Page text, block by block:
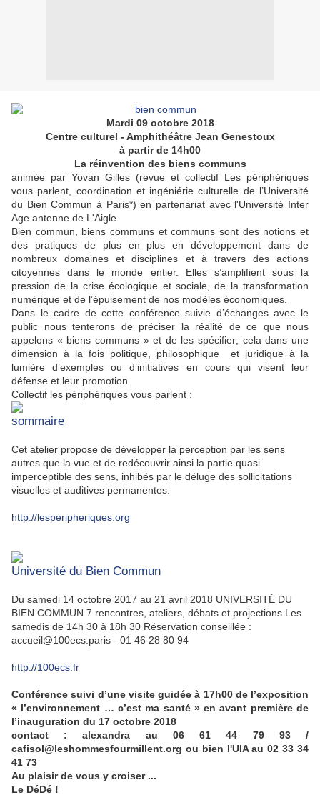
Mardi 09 octobre 2018
Centre culturel - Amphithéâtre Jean Genestoux
à partir de 14h00
La réinvention des biens communs
animée par Yovan Gilles (revue et collectif Les périphériques
vous parlent, coordination et ingéniérie culturelle de l’Université
du Bien Commun à Paris*) en partenariat avec l'Université Inter
Age antenne de L'Aigle
Bien commun, biens communs et communs sont des notions et
des pratiques de plus en plus en développement dans de
nombreux domaines et disciplines et à travers des actions
citoyennes dans le monde entier. Elles s’amplifient sous la
pression de la crise écologique et sociale, de la transformation
numérique et de l’épuisement de nos modèles économiques.
Dans le cadre de cette conférence suivie d’échanges avec le
public nous tenterons de préciser la réalité de ce que nous
appelons « biens communs » et de les spécifier; cela dans une
dimension à la fois politique, philosophique et juridique à la
lumière d’exemples ou d’initiatives en cours qui visent leur
défense et leur promotion.
Collectif les périphériques vous parlent :
sommaire
Cet atelier propose de développer la perception par les sens
autres que la vue et de redécouvrir ainsi la partie quasi
imperceptible des sens, inhibés par le déluge des sollicitations
visuelles et auditives permanentes.
http://lesperipheriques.org
Université du Bien Commun
Du samedi 14 octobre 2017 au 21 avril 2018 UNIVERSITÉ DU
BIEN COMMUN 7 rencontres, ateliers, débats et projections Les
samedis de 14h 30 à 18h 30 Réservation conseillée :
accueil@100ecs.paris - 01 46 28 80 94
http://100ecs.fr
Conférence suivi d’une visite guidée à 17h00 de l’exposition
« l’environnement … c’est ma santé » en avant première de
l’inauguration du 17 octobre 2018
contact : alexandra au 06 61 44 79 93 /
cafisol@leshommesfourmillent.org ou bien l'UIA au 02 33 34
41 73
Au plaisir de vous y croiser ...
Le DéDé !